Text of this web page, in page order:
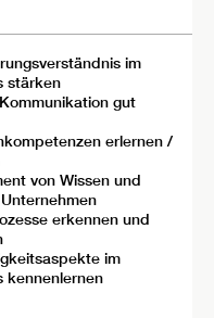
im
stärken
gut
erlernen /
von Wissen und
erkennen und
im
kennenlernen